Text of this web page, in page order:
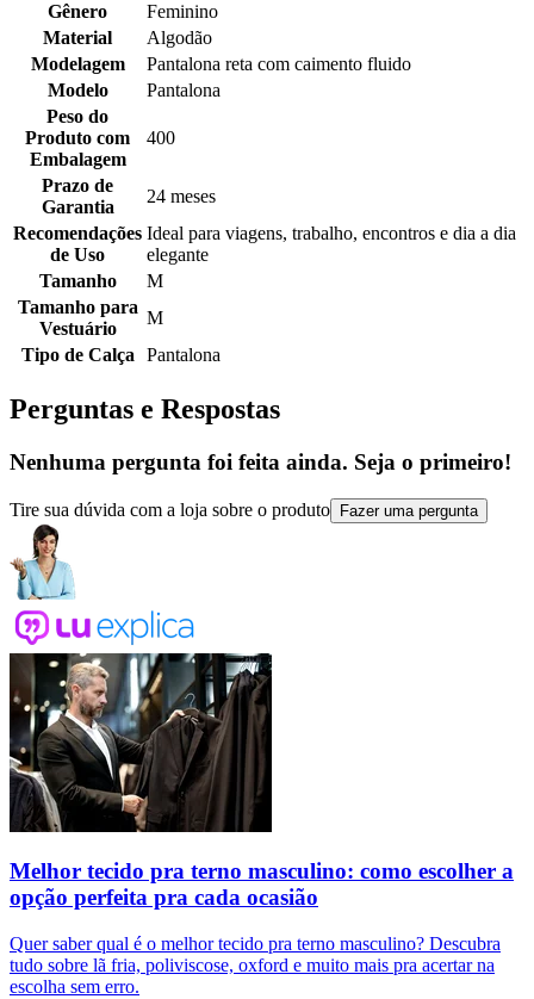
Gênero
Feminino
Material
Algodão
Modelagem
Pantalona reta com caimento fluido
Modelo
Pantalona
Peso do
Produto com
Embalagem
400
Prazo de
Garantia
24 meses
Recomendações
de Uso
Ideal para viagens, trabalho, encontros e dia a dia
elegante
Tamanho
M
Tamanho para
Vestuário
M
Tipo de Calça
Pantalona
Perguntas e Respostas
Nenhuma pergunta foi feita ainda. Seja o primeiro!
Tire sua dúvida com a loja sobre o produto Fazer uma pergunta
Melhor tecido pra terno masculino: como escolher a
opção perfeita pra cada ocasião
Quer saber qual é o melhor tecido pra terno masculino? Descubra
tudo sobre lã fria, poliviscose, oxford e muito mais pra acertar na
escolha sem erro.